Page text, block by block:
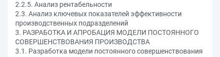
2.2.5. Анализ рентабельности
2.3. Анализ ключевых показателей эффективности
производственных подразделений
3. РАЗРАБОТКА И АПРОБАЦИЯ МОДЕЛИ ПОСТОЯННОГО
СОВЕРШЕНСТВОВАНИЯ ПРОИЗВОДСТВА
3.1. Разработка модели постоянного совершенствования